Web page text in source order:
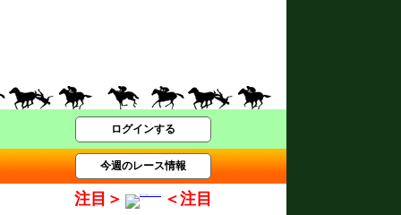
ログインする
今週のレース情報
注目＞ ＜注目